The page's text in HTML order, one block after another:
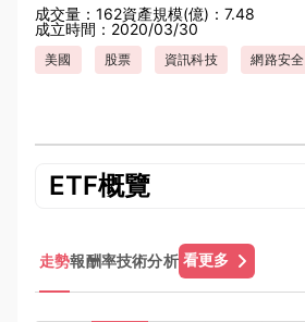
成交量：162資產規模(億)：7.48
成立時間：2020/03/30
美國 股票 資訊科技 網路安全
ETF概覽
走勢報酬率技術分析 看更多